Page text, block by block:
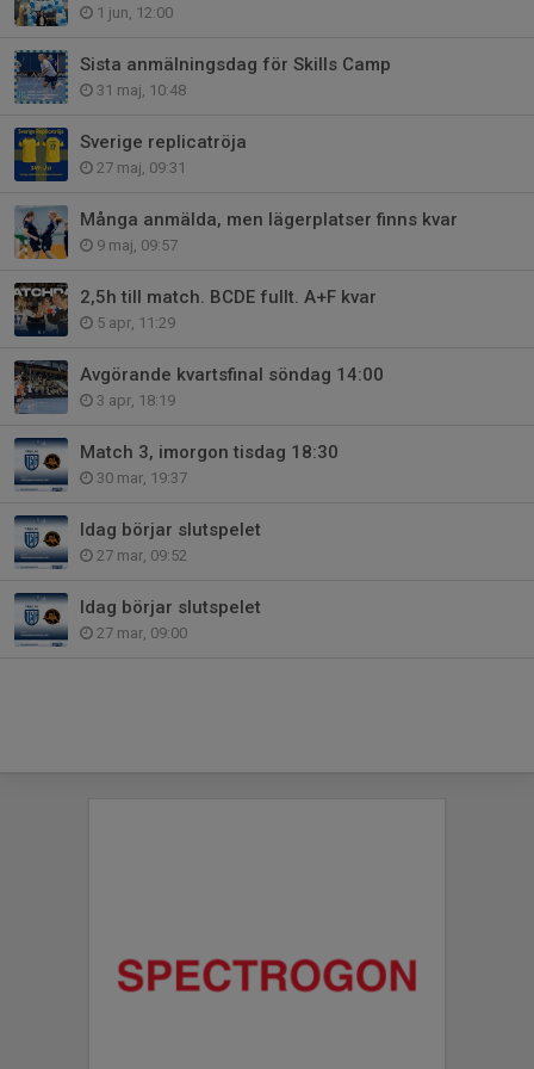
1 jun, 12:00
Sista anmälningsdag för Skills Camp
31 maj, 10:48
Sverige replicatröja
27 maj, 09:31
Många anmälda, men lägerplatser finns kvar
9 maj, 09:57
2,5h till match. BCDE fullt. A+F kvar
5 apr, 11:29
Avgörande kvartsfinal söndag 14:00
3 apr, 18:19
Match 3, imorgon tisdag 18:30
30 mar, 19:37
Idag börjar slutspelet
27 mar, 09:52
Idag börjar slutspelet
27 mar, 09:00